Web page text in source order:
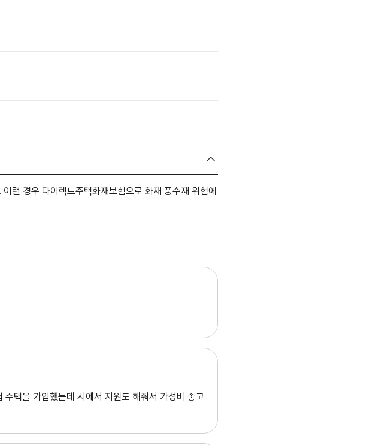
런 경우 다이렉트주택화재보험으로 화재 풍수재 위험에
택을 가입했는데 시에서 지원도 해줘서 가성비 좋고